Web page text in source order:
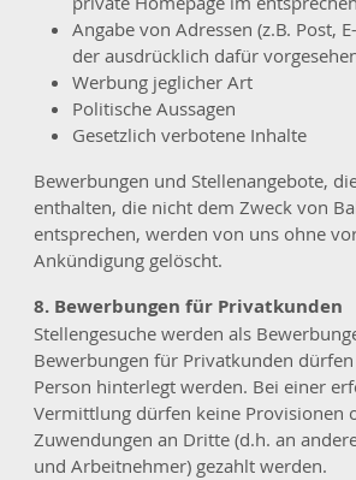
Angabe von Adressen (z.B. Post,
der ausdrücklich dafür
Werbung jeglicher Art
Politische Aussagen
Gesetzlich verbotene Inhalte
Bewerbungen und Stellenangebote,
enthalten, die nicht dem Zweck von
entsprechen, werden von uns ohne
Ankündigung gelöscht.
8. Bewerbungen für Privatkunden
Stellengesuche werden als
Bewerbungen für Privatkunden
Person hinterlegt werden. Bei einer
Vermittlung dürfen keine Provisionen
Zuwendungen an Dritte (d.h. an
und Arbeitnehmer) gezahlt werden.